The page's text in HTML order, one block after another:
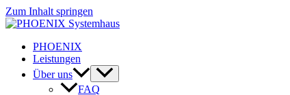
Zum Inhalt springen
PHOENIX
Leistungen
Über uns
FAQ